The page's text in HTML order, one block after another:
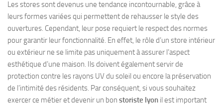
Les stores sont devenus une tendance incontournable, grâce à
leurs formes variées qui permettent de rehausser le style des
ouvertures. Cependant, leur pose requiert le respect des normes
pour garantir leur fonctionnalité. En effet, le rôle d’un store intérieur
ou extérieur ne se limite pas uniquement à assurer l’aspect
esthétique d’une maison. Ils doivent également servir de
protection contre les rayons UV du soleil ou encore la préservation
de l’intimité des résidents. Par conséquent, si vous souhaitez
exercer ce métier et devenir un bon storiste lyon il est important